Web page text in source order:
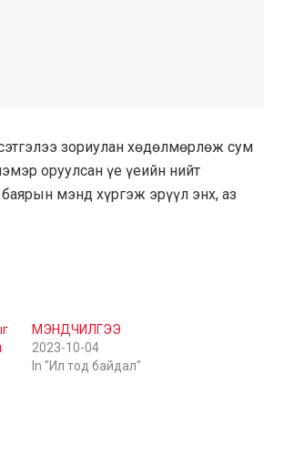
зориулан хөдөлмөрлөж сум
оруулсан үе үеийн нийт
мэнд хүргэж эрүүл энх, аз
МЭНДЧИЛГЭЭ
2023-10-04
In "Ил тод байдал"